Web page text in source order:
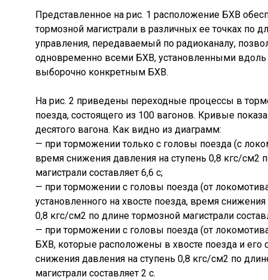
Представленное на рис. 1 расположение БХВ
тормозной магистрали в различных ее точках по
управления, передаваемый по радиоканалу,
одновременно всеми БХВ, установленными вдоль
выборочно конкретным БХВ.
На рис. 2 приведены переходные процессы в
поезда, состоящего из 100 вагонов. Кривые
десятого вагона. Как видно из диаграмм:
— при торможении только с головы поезда (с
время снижения давления на ступень 0,8 кгс/см2
магистрали составляет 6,6 с;
— при торможении с головы поезда (от
установленного на хвосте поезда, время
0,8 кгс/см2 по длине тормозной магистрали
— при торможении с головы поезда (от
БХВ, которые расположены в хвосте поезда и его
снижения давления на ступень 0,8 кгс/см2 по
магистрали составляет 2 с.